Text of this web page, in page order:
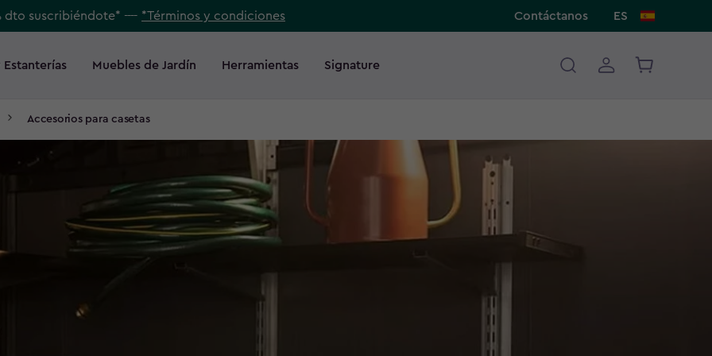
dto suscribiéndote* ---- *Términos y condiciones Contáctanos ES
Estanterías Muebles de Jardín Herramientas Signature
Accesorios para casetas